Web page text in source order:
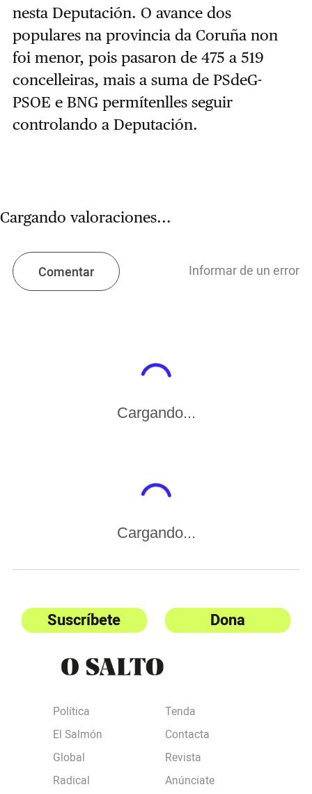
nesta Deputación. O avance dos
populares na provincia da Coruña non
foi menor, pois pasaron de 475 a 519
concelleiras, mais a suma de PSdeG-
PSOE e BNG permítenlles seguir
controlando a Deputación.
Cargando valoraciones...
Comentar Informar de un error
Cargando...
Cargando...
Suscríbete Dona
Política
El Salmón
Global
Radical
Tenda
Contacta
Revista
Anúnciate